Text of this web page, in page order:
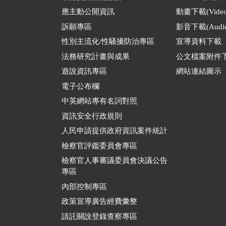
應主動公開資訊
訴願專區
性別主流化/性騷擾防治專區
法務研究計畫與成果
遊說資訊專區
電子公布欄
中英網站專有名詞對照
資訊安全行政規則
人民申請提供政府資訊案件統計
檢察官評鑑委員會專區
檢察官人事審議委員會決議公告
專區
內部控制專區
政策宣導廣告經費彙整
請託關說登錄查察專區
動畫下載
影音下載
宣導資料下載
公文檔案附件
網站連結圖示